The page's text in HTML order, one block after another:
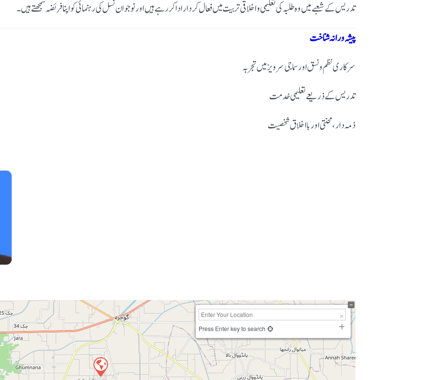
تدریس کے شعبے میں وہ طلبہ کی تعلیمی و اخلاقی تربیت میں فعال کردار ادا کر رہے ہیں اور نوجوان نسل کی رہنمائی کو اپنا فریضہ سمجھتے ہیں۔
پیشہ ورانہ شناخت
سرکاری نظم و نسق اور سماجی سرویز میں تجربہ
تدریس کے ذریعے تعلیمی خدمت
ذمہ دار، محنتی اور بااخلاق شخصیت
Press Enter key to search